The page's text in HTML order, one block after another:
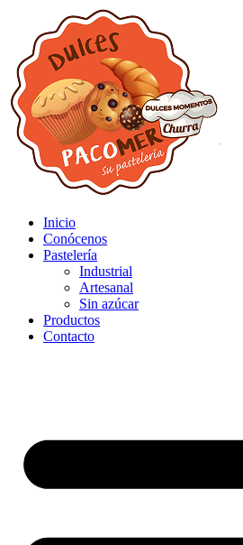
Inicio
Conócenos
Pastelería
Industrial
Artesanal
Sin azúcar
Productos
Contacto